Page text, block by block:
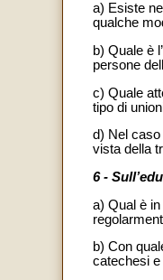
a) Esiste
qualche
b) Quale è
persone
c) Quale
tipo di
d) Nel
vista della
6 -
a) Qual è
b) Con
catechesi e